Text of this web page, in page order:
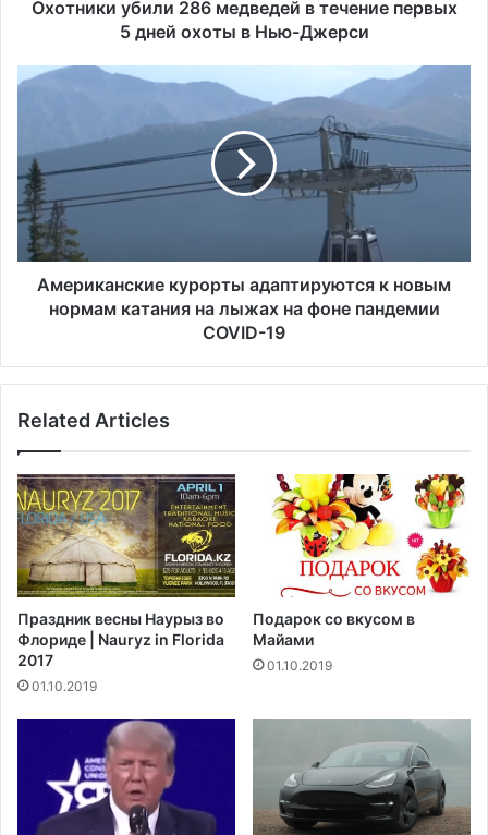
е
д
т
ч
и
е
п
е
р
в
ы
х
5
д
Охотники убили 286 медведей в течение первых
5 дней охоты в Нью-Джерси
А
к
а
с
о
ы
а
д
а
п
т
и
р
у
ю
т
Американские курорты адаптируются к новым
нормам катания на лыжах на фоне пандемии
COVID-19
Related Articles
Праздник весны Наурыз во
Флориде | Nauryz in Florida
2017
01.10.2019
Подарок со вкусом в
Майами
01.10.2019